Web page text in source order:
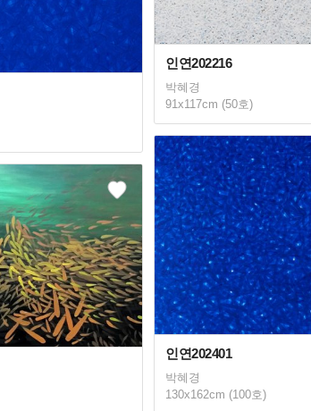
인연202216
박혜경
91x117cm (50호)
인연202401
박혜경
130x162cm (100호)